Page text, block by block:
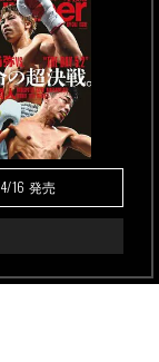
4/16 発売